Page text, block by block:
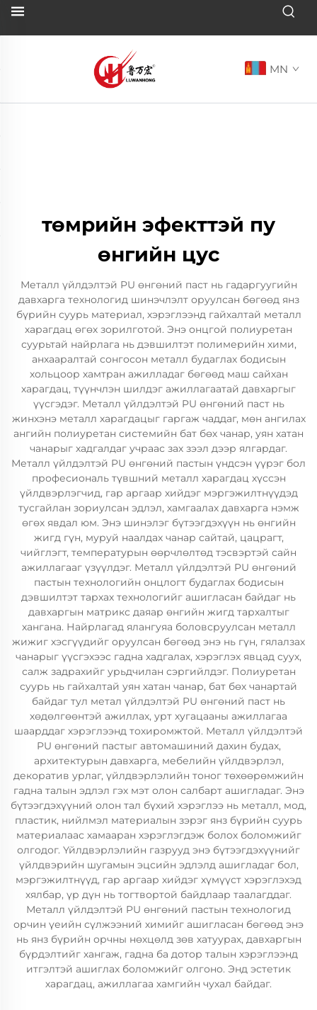
MN
төмрийн эфекттэй пу
өнгийн цус
Металл үйлдэлтэй PU өнгөний паст нь гадаргуугийн
давхарга технологид шинэчлэлт оруулсан бөгөөд янз
бүрийн суурь материал, хэрэглээнд гайхалтай металл
харагдац өгөх зорилготой. Энэ онцгой полиуретан
суурьтай найрлага нь дэвшилтэт полимерийн хими,
анхааралтай сонгосон металл будаглах бодисын
хольцоор хамтран ажилладаг бөгөөд маш сайхан
харагдац, түүнчлэн шилдэг ажиллагаатай давхаргыг
үүсгэдэг. Металл үйлдэлтэй PU өнгөний паст нь
жинхэнэ металл харагдацыг гаргаж чаддаг, мөн ангилах
ангийн полиуретан системийн бат бөх чанар, уян хатан
чанарыг хадгалдаг учраас зах зээл дээр ялгардаг.
Металл үйлдэлтэй PU өнгөний пастын үндсэн үүрэг бол
професиональ түвшний металл харагдац хүссэн
үйлдвэрлэгчид, гар аргаар хийдэг мэргэжилтнүүдэд
тусгайлан зориулсан эдлэл, хамгаалах давхарга нэмж
өгөх явдал юм. Энэ шинэлэг бүтээгдэхүүн нь өнгийн
жигд гүн, муруй наалдах чанар сайтай, цацрагт,
чийглэгт, температурын өөрчлөлтөд тэсвэртэй сайн
ажиллагааг үзүүлдэг. Металл үйлдэлтэй PU өнгөний
пастын технологийн онцлогт будаглах бодисын
дэвшилтэт тархах технологийг ашигласан байдаг нь
давхаргын матрикс даяар өнгийн жигд тархалтыг
хангана. Найрлагад ялангуяа боловсруулсан металл
жижиг хэсгүүдийг оруулсан бөгөөд энэ нь гүн, гялалзах
чанарыг үүсгэхээс гадна хадгалах, хэрэглэх явцад суух,
салж задрахийг урьдчилан сэргийлдэг. Полиуретан
суурь нь гайхалтай уян хатан чанар, бат бөх чанартай
байдаг тул метал үйлдэлтэй PU өнгөний паст нь
хөдөлгөөнтэй ажиллах, урт хугацааны ажиллагаа
шаарддаг хэрэглээнд тохиромжтой. Металл үйлдэлтэй
PU өнгөний пастыг автомашиний дахин будах,
архитектурын давхарга, мебелийн үйлдвэрлэл,
декоратив урлаг, үйлдвэрлэлийн тоног төхөөрөмжийн
гадна талын эдлэл гэх мэт олон салбарт ашигладаг. Энэ
бүтээгдэхүүний олон тал бүхий хэрэглээ нь металл, мод,
пластик, нийлмэл материалын зэрэг янз бүрийн суурь
материалаас хамааран хэрэглэгдэж болох боломжийг
олгодог. Үйлдвэрлэлийн газрууд энэ бүтээгдэхүүнийг
үйлдвэрийн шугамын эцсийн эдлэлд ашигладаг бол,
мэргэжилтнүүд, гар аргаар хийдэг хүмүүст хэрэглэхэд
хялбар, үр дүн нь тогтвортой байдлаар таалагддаг.
Металл үйлдэлтэй PU өнгөний пастын технологид
орчин үеийн сүлжээний химийг ашигласан бөгөөд энэ
нь янз бүрийн орчны нөхцөлд зөв хатуурах, давхаргын
бүрдэлтийг хангаж, гадна ба дотор талын хэрэглээнд
итгэлтэй ашиглах боломжийг олгоно. Энд эстетик
харагдац, ажиллагаа хамгийн чухал байдаг.